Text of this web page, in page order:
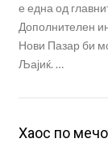
е една од
Дополнителен
Нови Пазар би
Љајиќ. …
Хаос по